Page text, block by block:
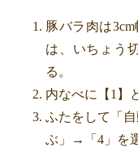
豚バラ肉は
は、いちょう
る。
内なべに【1】
ふたをして「
ぶ」→「4」を